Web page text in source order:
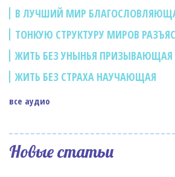
В ЛУЧШИЙ МИР
ТОНКУЮ СТРУКТУРУ МИРОВ
ЖИТЬ БЕЗ УНЫНЬЯ ПРИЗЫВАЮЩАЯ
ЖИТЬ БЕЗ СТРАХА НАУЧАЮЩАЯ
все аудио
Новые статьи